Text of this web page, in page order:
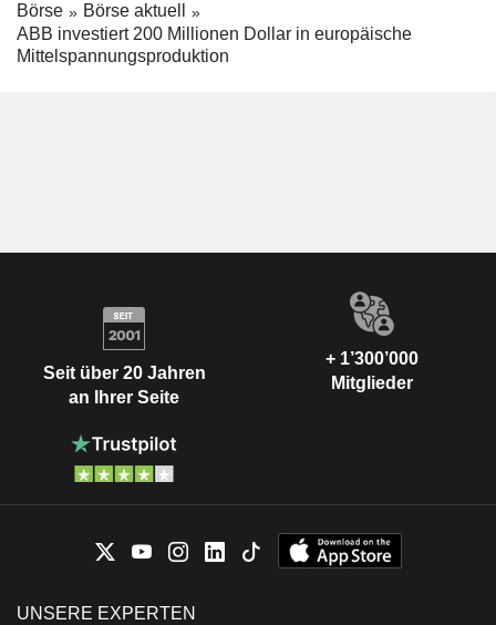
Börse
Börse aktuell
ABB investiert 200 Millionen Dollar in europäische
Mittelspannungsproduktion
Seit über 20 Jahren
an Ihrer Seite
+ 1’300’000
Mitglieder
UNSERE EXPERTEN